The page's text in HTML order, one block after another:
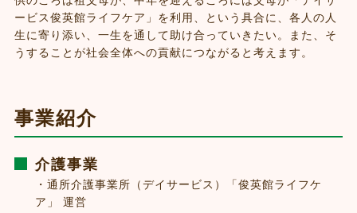
ービス俊英館ライフケア」を利用、という具合に、各人の人
生に寄り添い、一生を通して助け合っていきたい。また、そ
うすることが社会全体への貢献につながると考えます。
事業紹介
介護事業
・通所介護事業所（デイサービス）「俊英館ライフケ
ア」 運営